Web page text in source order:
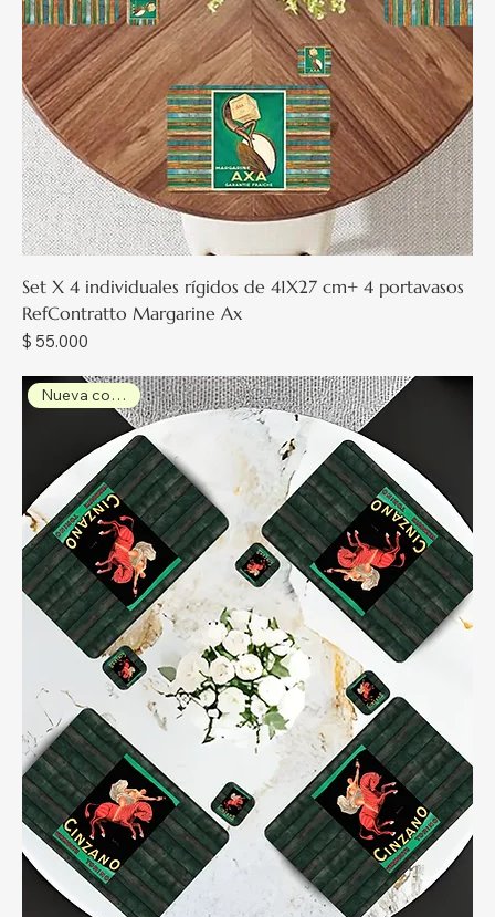
Set X 4 individuales rígidos de 41X27 cm+ 4 portavasos
RefContratto Margarine Ax
Precio
$ 55.000
Nueva colección